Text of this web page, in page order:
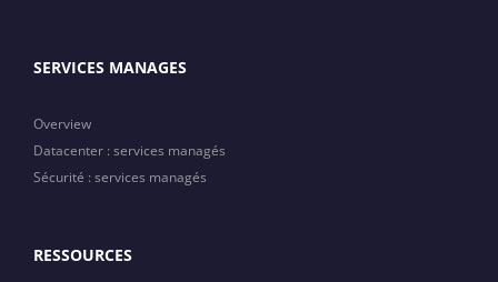
SERVICES MANAGES
Overview
Datacenter : services managés
Sécurité : services managés
RESSOURCES